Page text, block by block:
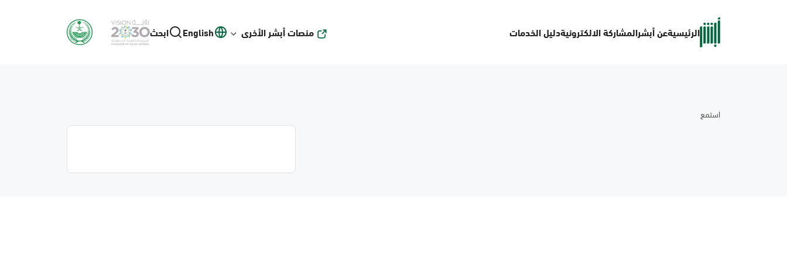
الرئيسيةعن أبشرالمشاركة الالكترونيةدليل الخدمات منصات أبشر الأخرى English ابحث
استمع